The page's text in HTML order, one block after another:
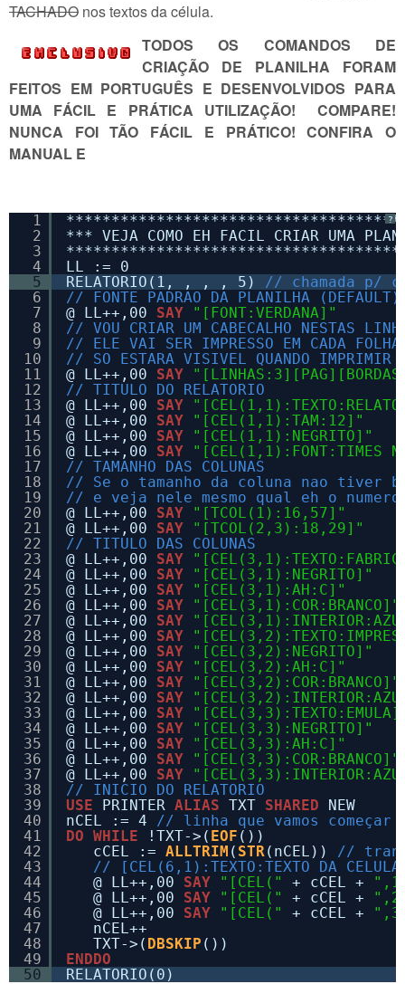
TACHADO nos textos da célula.
TODOS OS COMANDOS DE
CRIAÇÃO DE PLANILHA FORAM
FEITOS EM PORTUGUÊS E DESENVOLVIDOS PARA
UMA FÁCIL E PRÁTICA UTILIZAÇÃO! COMPARE!
NUNCA FOI TÃO FÁCIL E PRÁTICO! CONFIRA O
MANUAL E
?
1
2
3
4
5
6
7
8
9
10
11
12
13
14
15
16
17
18
19
20
21
22
23
24
25
26
27
28
29
30
31
32
33
34
35
36
37
38
39
40
41
42
43
44
45
46
47
48
49
50
*** VEJA COMO EH FACIL CRIAR UMA
LL := 0
RELATORIO(1, , , , 5) // chamada p/
// FONTE PADRAO DA PLANILHA (DEFAULT)
@ LL++,00 SAY
"[FONT:VERDANA]"
// VOU CRIAR UM CABECALHO NESTAS
// ELE VAI SER IMPRESSO EM CADA FOLHA
// SO ESTARA VISIVEL QUANDO IMPRIMIR
@ LL++,00 SAY
// TITULO DO RELATORIO
@ LL++,00 SAY
@ LL++,00 SAY
"[CEL(1,1):TAM:12]"
@ LL++,00 SAY
"[CEL(1,1):NEGRITO]"
@ LL++,00 SAY
"[CEL(1,1):FONT:TIMES
// TAMANHO DAS COLUNAS
// Se o tamanho da coluna nao tiver
// e veja nele mesmo qual eh o
@ LL++,00 SAY
"[TCOL(1):16,57]"
@ LL++,00 SAY
"[TCOL(2,3):18,29]"
// TITULO DAS COLUNAS
@ LL++,00 SAY
@ LL++,00 SAY
"[CEL(3,1):NEGRITO]"
@ LL++,00 SAY
"[CEL(3,1):AH:C]"
@ LL++,00 SAY
"[CEL(3,1):COR:BRANCO]"
@ LL++,00 SAY
@ LL++,00 SAY
@ LL++,00 SAY
"[CEL(3,2):NEGRITO]"
@ LL++,00 SAY
"[CEL(3,2):AH:C]"
@ LL++,00 SAY
"[CEL(3,2):COR:BRANCO]"
@ LL++,00 SAY
@ LL++,00 SAY
@ LL++,00 SAY
"[CEL(3,3):NEGRITO]"
@ LL++,00 SAY
"[CEL(3,3):AH:C]"
@ LL++,00 SAY
"[CEL(3,3):COR:BRANCO]"
@ LL++,00 SAY
// INICIO DO RELATORIO
USE
PRINTER ALIAS TXT SHARED
NEW
nCEL := 4 // linha que vamos começar
DO WHILE !TXT->( EOF ())
cCEL := ALLTRIM ( STR(nCEL)) //
// [CEL(6,1):TEXTO:TEXTO DA
@ LL++,00 SAY "[CEL(" + cCEL +
@ LL++,00 SAY "[CEL(" + cCEL +
@ LL++,00 SAY "[CEL(" + cCEL +
nCEL++
TXT->( DBSKIP ())
ENDDO
RELATORIO(0)